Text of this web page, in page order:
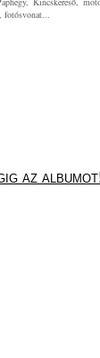
fotósvonat...
az